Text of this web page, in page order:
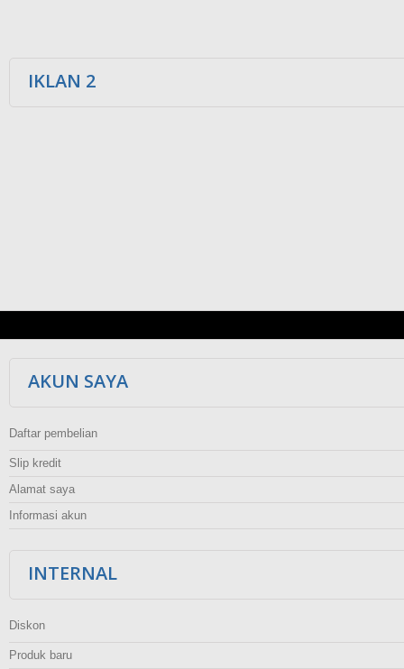
IKLAN 2
AKUN SAYA
Daftar pembelian
Slip kredit
Alamat saya
Informasi akun
INTERNAL
Diskon
Produk baru